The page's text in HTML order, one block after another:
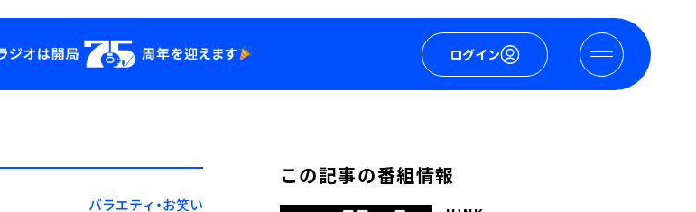
ログイン
YouTube
会社情報
バラエティ・お笑い
この記事の番組情報